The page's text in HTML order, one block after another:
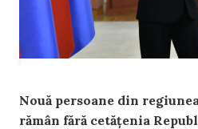
Nouă persoane din
rămân fără cetățenia